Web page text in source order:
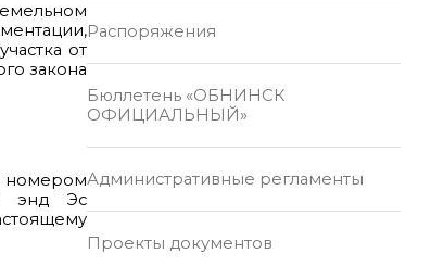
от
закона
номером
энд Эс
Распоряжения
Бюллетень «ОБНИНСК
ОФИЦИАЛЬНЫЙ»
Административные регламенты
Проекты документов